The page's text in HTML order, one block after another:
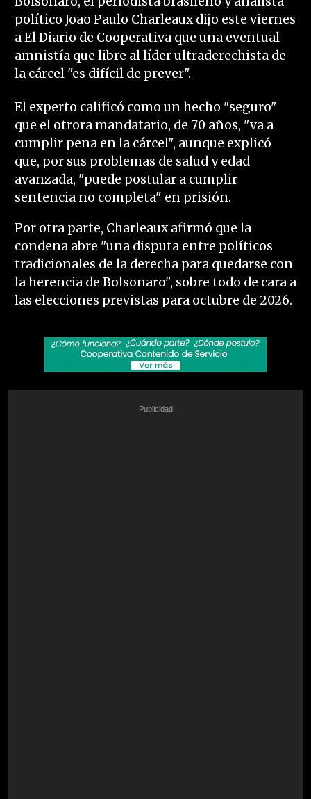
político Joao Paulo Charleaux dijo este viernes
a El Diario de Cooperativa que una eventual
amnistía que libre al líder ultraderechista de
la cárcel "es difícil de prever".
El experto calificó como un hecho "seguro"
que el otrora mandatario, de 70 años, "va a
cumplir pena en la cárcel", aunque explicó
que, por sus problemas de salud y edad
avanzada, "puede postular a cumplir
sentencia no completa" en prisión.
Por otra parte, Charleaux afirmó que la
condena abre "una disputa entre políticos
tradicionales de la derecha para quedarse con
la herencia de Bolsonaro", sobre todo de cara a
las elecciones previstas para octubre de 2026.